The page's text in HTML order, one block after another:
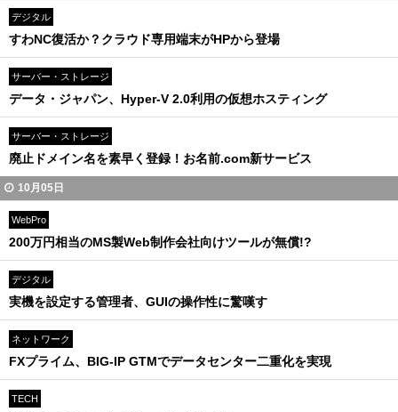
デジタル
すわNC復活か？クラウド専用端末がHPから登場
サーバー・ストレージ
データ・ジャパン、Hyper-V 2.0利用の仮想ホスティング
サーバー・ストレージ
廃止ドメイン名を素早く登録！お名前.com新サービス
10月05日
WebPro
200万円相当のMS製Web制作会社向けツールが無償!?
デジタル
実機を設定する管理者、GUIの操作性に驚嘆す
ネットワーク
FXプライム、BIG-IP GTMでデータセンター二重化を実現
TECH